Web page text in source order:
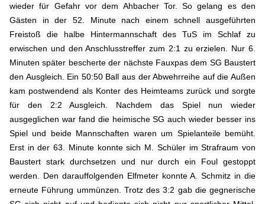
wieder für Gefahr vor dem Ahbacher Tor. So gelang es den
Gästen in der 52. Minute nach einem schnell ausgeführten
Freistoß die halbe Hintermannschaft des TuS im Schlaf zu
erwischen und den Anschlusstreffer zum 2:1 zu erzielen. Nur 6.
Minuten später bescherte der nächste Fauxpas dem SG Baustert
den Ausgleich. Ein 50:50 Ball aus der Abwehrreihe auf die Außen
kam postwendend als Konter des Heimteams zurück und sorgte
für den 2:2 Ausgleich. Nachdem das Spiel nun wieder
ausgeglichen war fand die heimische SG auch wieder besser ins
Spiel und beide Mannschaften waren um Spielanteile bemüht.
Erst in der 63. Minute konnte sich M. Schüler im Strafraum von
Baustert stark durchsetzen und nur durch ein Foul gestoppt
werden. Den darauffolgenden Elfmeter konnte A. Schmitz in die
erneute Führung ummünzen. Trotz des 3:2 gab die gegnerische